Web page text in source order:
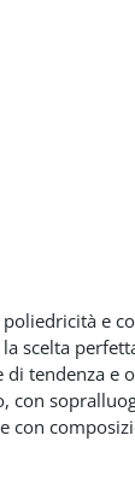
e
scelta
tendenza